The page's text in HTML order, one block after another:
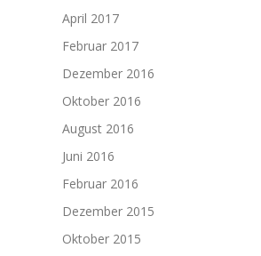
April 2017
Februar 2017
Dezember 2016
Oktober 2016
August 2016
Juni 2016
Februar 2016
Dezember 2015
Oktober 2015